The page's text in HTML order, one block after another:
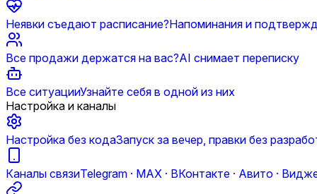
Неявки съедают расписание?Напоминания и
Все продажи держатся на вас?AI снимает переписку
Все ситуацииУзнайте себя в одной из них
Настройка и каналы
Настройка без кодаЗапуск за вечер, правки без
Каналы связиTelegram · MAX · ВКонтакте · Авито ·